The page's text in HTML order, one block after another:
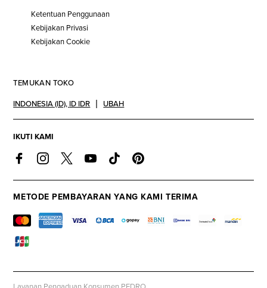
Ketentuan Penggunaan
Kebijakan Privasi
Kebijakan Cookie
TEMUKAN TOKO
INDONESIA (ID), ID IDR UBAH
IKUTI KAMI
METODE PEMBAYARAN YANG KAMI TERIMA